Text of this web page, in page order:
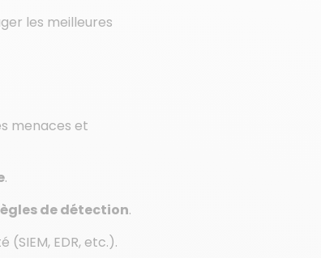
les meilleures
menaces et
.
de détection.
EDR, etc.).